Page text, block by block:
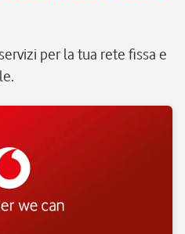
per la tua rete fissa e